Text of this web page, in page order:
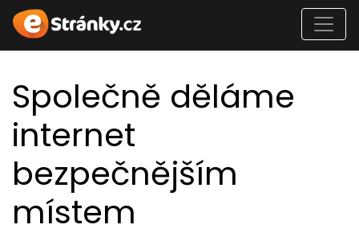
Společně děláme
internet
bezpečnějším
místem